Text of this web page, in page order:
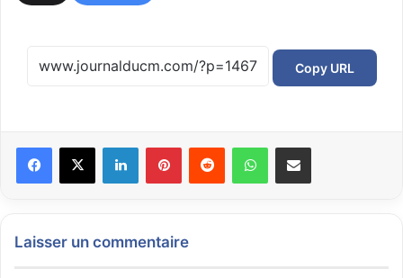
Copy URL
Laisser un commentaire